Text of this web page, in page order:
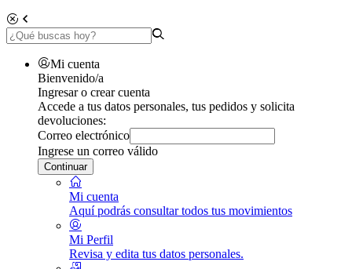
Mi cuenta
Bienvenido/a
Ingresar o crear cuenta
Accede a tus datos personales, tus pedidos y solicita
devoluciones:
Correo electrónico
Ingrese un correo válido
Continuar
Mi cuenta
Aquí podrás consultar todos tus movimientos
Mi Perfil
Revisa y edita tus datos personales.